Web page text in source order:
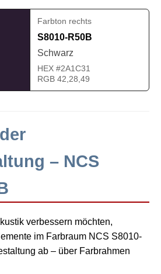
Farbton rechts
S8010-R50B
Schwarz
HEX #2A1C31
RGB 42,28,49
– NCS
verbessern möchten,
im Farbraum NCS S8010-
ab – über Farbrahmen